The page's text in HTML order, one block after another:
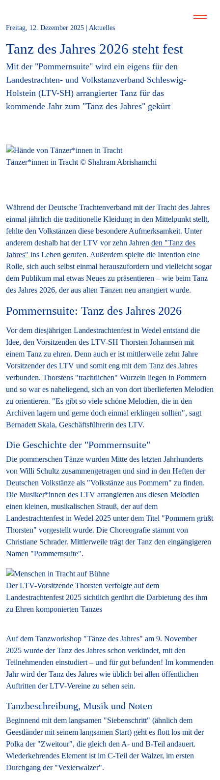
Freitag, 12. Dezember 2025 | Aktuelles
Tanz des Jahres 2026 steht fest
Mit der "Pommernsuite" wird ein eigens für den
Landestrachten- und Volkstanzverband Schleswig-
Holstein (LTV-SH) arrangierter Tanz für das
kommende Jahr zum "Tanz des Jahres" gekürt
Tänzer*innen in Tracht © Shahram Abrishamchi
Während der Deutsche Trachtenverband mit der Tracht des Jahres
einmal jährlich die traditionelle Kleidung in den Mittelpunkt stellt,
fehlte den Volkstänzen diese besondere Aufmerksamkeit. Unter
anderem deshalb hat der LTV vor zehn Jahren den "Tanz des
Jahres" ins Leben gerufen. Außerdem spielte die Intention eine
Rolle, sich auch selbst einmal herauszufordern und vielleicht sogar
dem Publikum mal etwas Neues zu präsentieren – wie beim Tanz
des Jahres 2026, der aus alten Tänzen neu arrangiert wurde.
Pommernsuite: Tanz des Jahres 2026
Vor dem diesjährigen Landestrachtenfest in Wedel entstand die
Idee, den Vorsitzenden des LTV-SH Thorsten Johannsen mit
einem Tanz zu ehren. Denn auch er ist mittlerweile zehn Jahre
Vorsitzender des LTV und somit eng mit dem Tanz des Jahres
verbunden. Thorstens "trachtlichen" Wurzeln liegen in Pommern
und so war es naheliegend, sich an von dort überlieferten Melodien
zu orientieren. "Es gibt so viele schöne Melodien, die in den
Archiven lagern und gerne doch einmal erklingen sollten", sagt
Bernadett Skala, Geschäftsführerin des LTV.
Die Geschichte der "Pommernsuite"
Die pommerschen Tänze wurden Mitte des letzten Jahrhunderts
von Willi Schultz zusammengetragen und sind in den Heften der
Deutschen Volkstänze als "Volkstänze aus Pommern" zu finden.
Die Musiker*innen des LTV arrangierten aus diesen Melodien
einen kleinen, musikalischen Strauß, der auf dem
Landestrachtenfest in Wedel 2025 unter dem Titel "Pommern grüßt
Thorsten" vorgestellt wurde. Die Choreografie stammt von
Christiane Schrader. Mittlerweile trägt der Tanz den eingängigeren
Namen "Pommernsuite".
Der LTV-Vorsitzende Thorsten verfolgte auf dem
Landestrachtenfest 2025 sichtlich gerührt die Darbietung des ihm
zu Ehren komponierten Tanzes
Auf dem Tanzworkshop "Tänze des Jahres" am 9. November
2025 wurde der Tanz des Jahres schon verkündet, mit den
Teilnehmenden einstudiert – und für gut befunden! Im kommenden
Jahr wird der Tanz des Jahres wie üblich bei allen öffentlichen
Auftritten der LTV-Vereine zu sehen sein.
Tanzbeschreibung, Musik und Noten
Beginnend mit dem langsamen "Siebenschritt" (ähnlich dem
Geestländer mit seinem langsamen Start) geht es flott los mit der
Polka der "Zweitour", die gleich den A- und B-Teil andauert.
Wiederkehrendes Element ist im C-Teil der Walzer, im ersten
Durchgang der "Vexierwalzer".